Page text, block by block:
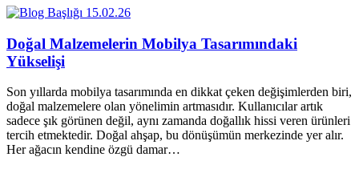
15.02.26
Doğal Malzemelerin Mobilya Tasarımındaki
Yükselişi
Son yıllarda mobilya tasarımında en dikkat çeken değişimlerden biri,
doğal malzemelere olan yönelimin artmasıdır. Kullanıcılar artık
sadece şık görünen değil, aynı zamanda doğallık hissi veren ürünleri
tercih etmektedir. Doğal ahşap, bu dönüşümün merkezinde yer alır.
Her ağacın kendine özgü damar…